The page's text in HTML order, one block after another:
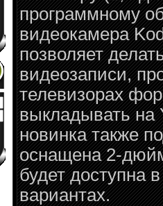
программному
видеокамера
позволяет
видеозаписи,
телевизорах
выкладывать на
новинка также
оснащена 2-
будет доступна
вариантах.